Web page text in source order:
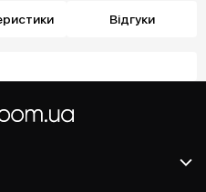
Відгуки